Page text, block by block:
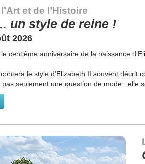
et de l’Histoire
un style de reine !
2026
le centième anniversaire de la naissance
le style d’Elizabeth II souvent décrit
pas seulement une question de mode : elle